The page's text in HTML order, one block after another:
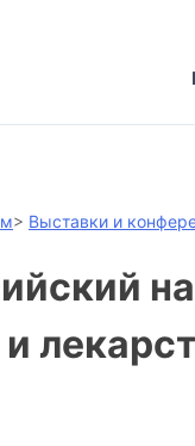
> Выставки и